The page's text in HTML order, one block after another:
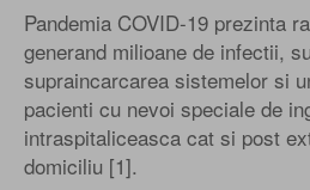
Pandemia COVID-19 prezinta
generand milioane de infectii,
supraincarcarea sistemelor si
pacienti cu nevoi speciale de
intraspitaliceasca cat si post
domiciliu [1].